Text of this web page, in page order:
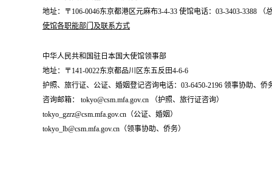
地址：〒106-0046东京都港区元麻布3-4-33 使馆电话：03-3403-3388 （
使馆各职能部门及联系方式
中华人民共和国驻日本国大使馆领事部
地址：〒141-0022东京都品川区东五反田4-6-6
护照、旅行证、公证、婚姻登记咨询电话：03-6450-2196 领事协助、侨
咨询邮箱： tokyo@csm.mfa.gov.cn （护照、旅行证咨询）
tokyo_gzrz@csm.mfa.gov.cn（公证、婚姻）
tokyo_lb@csm.mfa.gov.cn（领事协助、侨务）